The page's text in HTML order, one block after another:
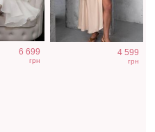
6 699
грн
4 599
грн